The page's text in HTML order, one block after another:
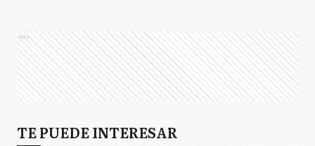
Ads
TE PUEDE INTERESAR